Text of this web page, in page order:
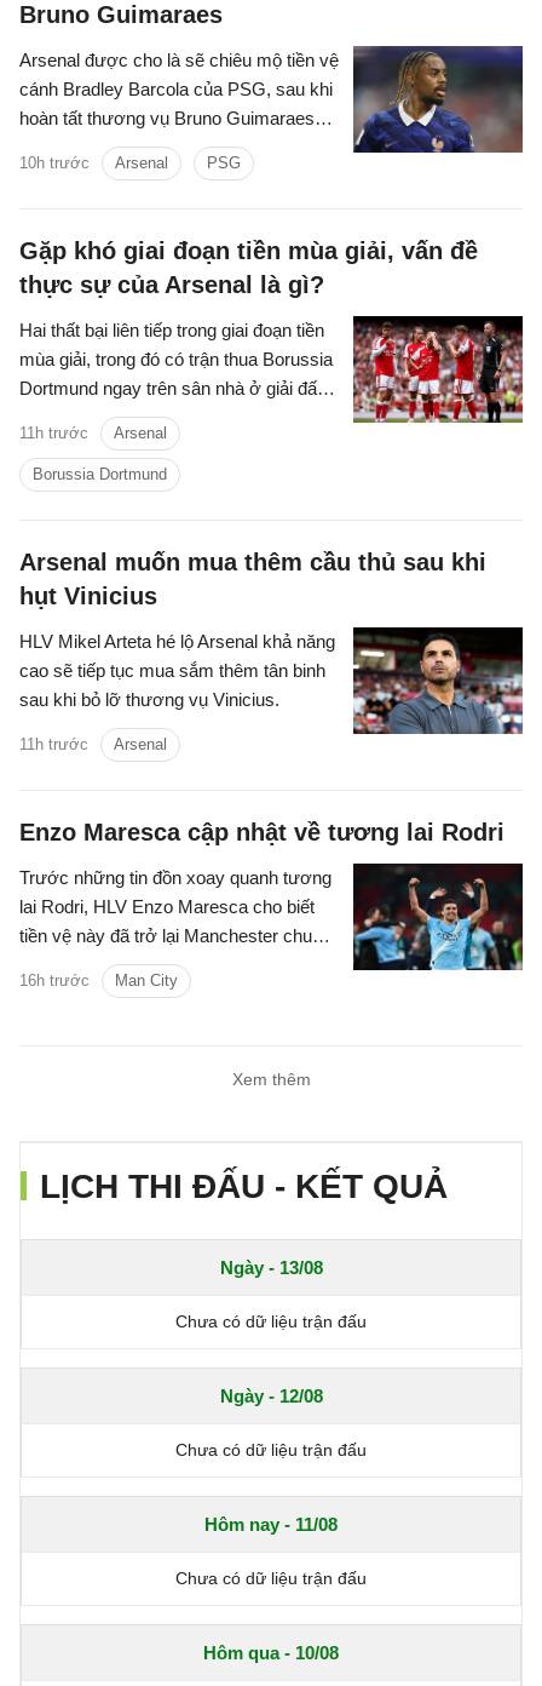
Bruno Guimaraes
Arsenal được cho là sẽ chiêu mộ tiền vệ
cánh Bradley Barcola của PSG, sau khi
hoàn tất thương vụ Bruno Guimaraes
với giá 75 triệu bảng.
10h trước Arsenal PSG
Gặp khó giai đoạn tiền mùa giải, vấn đề
thực sự của Arsenal là gì?
Hai thất bại liên tiếp trong giai đoạn tiền
mùa giải, trong đó có trận thua Borussia
Dortmund ngay trên sân nhà ở giải đấu
giao hữu thường niên Emirates Cup, rõ
ràng không phải màn chạy đà mà người
hâm mộ Arsenal mong muốn.
11h trước Arsenal
Borussia Dortmund
Arsenal muốn mua thêm cầu thủ sau khi
hụt Vinicius
HLV Mikel Arteta hé lộ Arsenal khả năng
cao sẽ tiếp tục mua sắm thêm tân binh
sau khi bỏ lỡ thương vụ Vinicius.
11h trước Arsenal
Enzo Maresca cập nhật về tương lai Rodri
Trước những tin đồn xoay quanh tương
lai Rodri, HLV Enzo Maresca cho biết
tiền vệ này đã trở lại Manchester chuẩn
bị cho mùa giải mới.
16h trước Man City
Xem thêm
LỊCH THI ĐẤU - KẾT QUẢ
Ngày - 13/08
Chưa có dữ liệu trận đấu
Ngày - 12/08
Chưa có dữ liệu trận đấu
Hôm nay - 11/08
Chưa có dữ liệu trận đấu
Hôm qua - 10/08